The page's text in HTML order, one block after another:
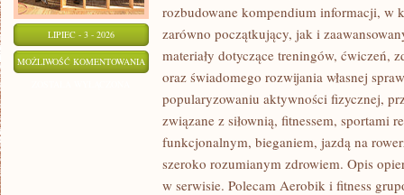
LIPIEC - 3 - 2026
MOŻLIWOŚĆ KOMENTOWANIA PLANY
WYZWANIA
TRENINGOWE
rozbudowane kompendium informacji, w
zarówno początkujący, jak i
materiały dotyczące treningów, ćwiczeń,
oraz świadomego rozwijania własnej
popularyzowaniu aktywności fizycznej,
związane z siłownią, fitnessem, sportami
funkcjonalnym, bieganiem, jazdą na
szeroko rozumianym zdrowiem. Opis
w serwisie. Polecam Aerobik i fitness